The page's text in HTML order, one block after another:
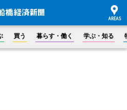
買う 暮らす・働く 学ぶ・知る